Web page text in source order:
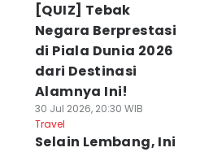
[QUIZ] Tebak
Negara Berprestasi
di Piala Dunia 2026
dari Destinasi
Alamnya Ini!
30 Jul 2026, 20:30 WIB
Travel
Selain Lembang, Ini